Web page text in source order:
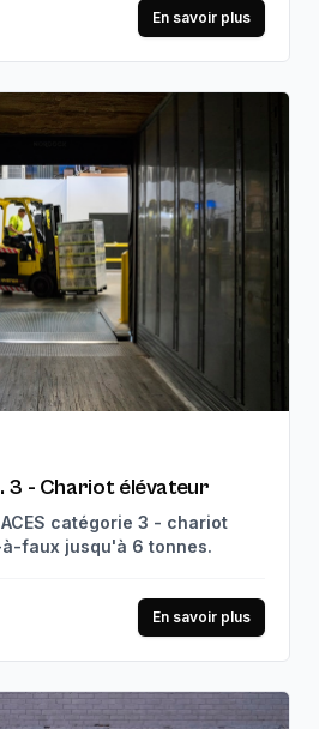
En savoir plus
3 - Chariot élévateur
catégorie 3 - chariot
faux jusqu'à 6 tonnes.
En savoir plus